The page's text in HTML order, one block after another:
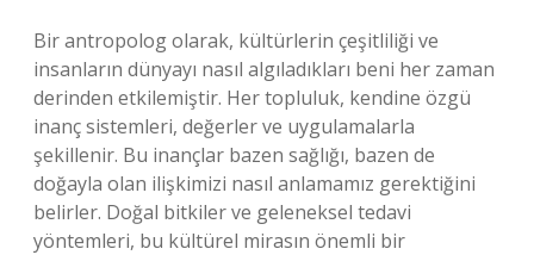
Bir antropolog olarak, kültürlerin çeşitliliği ve
insanların dünyayı nasıl algıladıkları beni her zaman
derinden etkilemiştir. Her topluluk, kendine özgü
inanç sistemleri, değerler ve uygulamalarla
şekillenir. Bu inançlar bazen sağlığı, bazen de
doğayla olan ilişkimizi nasıl anlamamız gerektiğini
belirler. Doğal bitkiler ve geleneksel tedavi
yöntemleri, bu kültürel mirasın önemli bir